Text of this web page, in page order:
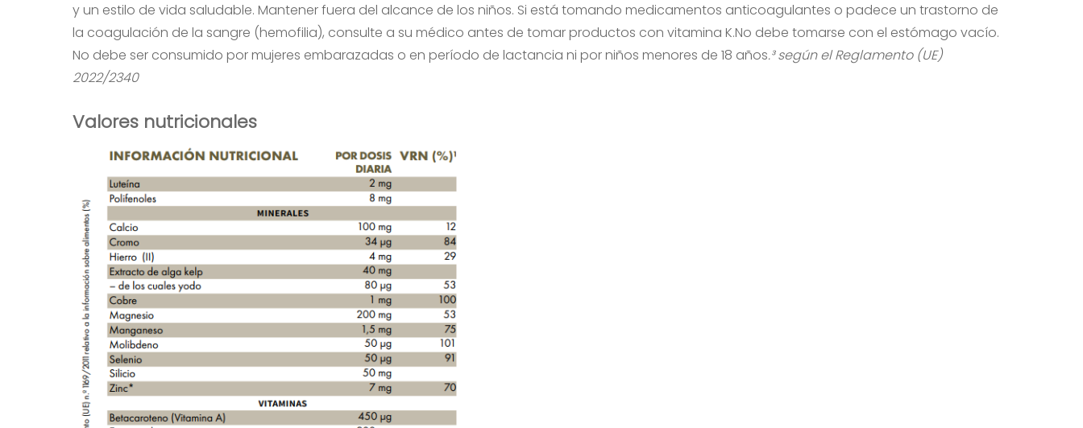
y un estilo de vida saludable. Mantener fuera del alcance de los niños. Si está tomando medicamentos anticoagulantes o padece un trastorno de
la coagulación de la sangre (hemofilia), consulte a su médico antes de tomar productos con vitamina K.No debe tomarse con el estómago vacío.
No debe ser consumido por mujeres embarazadas o en período de lactancia ni por niños menores de 18 años.³ según el Reglamento (UE)
2022/2340
Valores nutricionales